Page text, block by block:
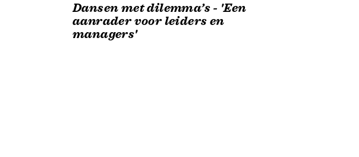
Dansen met dilemma’s - 'Een
aanrader voor leiders en
managers'